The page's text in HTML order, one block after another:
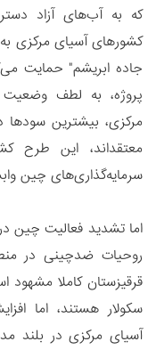
که به آب‌های آزاد
کشورهای آسیای مرکزی
جاده ابریشم" حمایت
پروژه، به لطف وضعیت
مرکزی، بیشترین سودها
معتقداند، این طرح
سرمایه‌گذاری‌های چین
اما تشدید فعالیت چین
روحیات ضدچینی در
قرقیزستان کاملا
سکولار هستند، اما
آسیای مرکزی در بلند